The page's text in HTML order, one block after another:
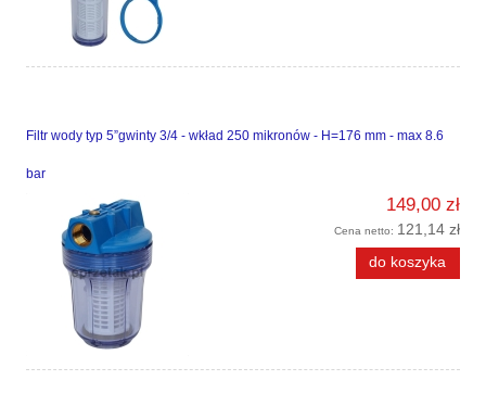
Filtr wody typ 5”gwinty 3/4 - wkład 250 mikronów - H=176 mm - max 8.6
bar
149,00 zł
Cena netto: 121,14 zł
do koszyka